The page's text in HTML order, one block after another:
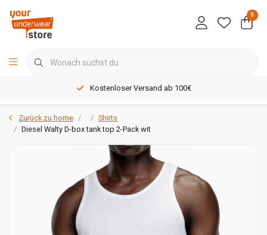
0
Kostenloser Versand ab 100€
Zurück zu home
Shirts
Diesel Walty D-box tank top 2-Pack wit